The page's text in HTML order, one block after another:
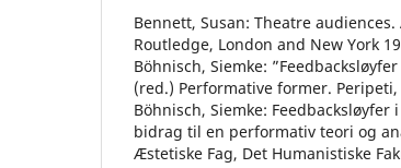
Bennett, Susan: Theatre
Routledge, London and New York
Böhnisch, Siemke:
(red.) Performative former.
Böhnisch, Siemke:
bidrag til en performativ teori og
Æstetiske Fag, Det Humanistiske